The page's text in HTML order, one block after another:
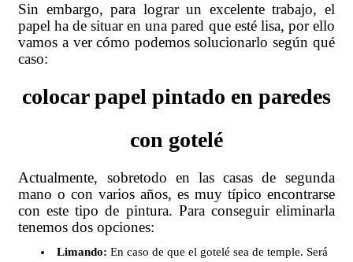
Sin embargo, para lograr un excelente trabajo, el
papel ha de situar en una pared que esté lisa, por ello
vamos a ver cómo podemos solucionarlo según qué
caso:
colocar papel pintado en paredes
con gotelé
Actualmente, sobretodo en las casas de segunda
mano o con varios años, es muy típico encontrarse
con este tipo de pintura. Para conseguir eliminarla
tenemos dos opciones:
Limando: En caso de que el gotelé sea de temple. Será